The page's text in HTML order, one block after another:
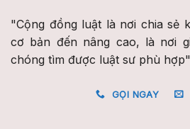
"Cộng đồng luật là nơi chia sẻ
cơ bản đến nâng cao, là nơi
chóng tìm được luật sư phù hợp"
GỌI NGAY